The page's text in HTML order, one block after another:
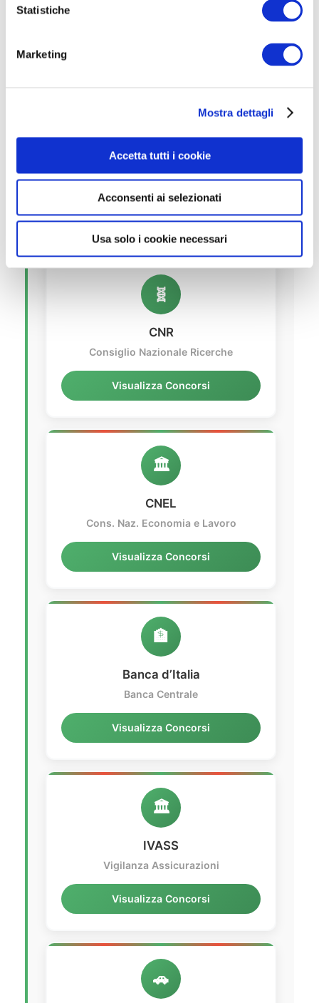
Statistiche
Marketing
Mostra dettagli
Accetta tutti i cookie
Acconsenti ai selezionati
Usa solo i cookie necessari
ANSFISA
Sicurezza Ferroviaria e Stradale
Visualizza Concorsi
🧬
CNR
Consiglio Nazionale Ricerche
Visualizza Concorsi
🏛️
CNEL
Cons. Naz. Economia e Lavoro
Visualizza Concorsi
🏦
Banca d’Italia
Banca Centrale
Visualizza Concorsi
🏛️
IVASS
Vigilanza Assicurazioni
Visualizza Concorsi
🚗